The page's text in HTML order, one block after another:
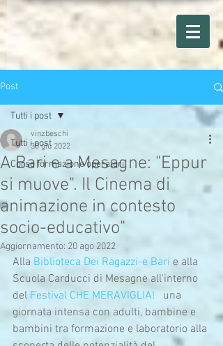
Post
Tutti i post
Corso formazione operatori
Tutti i post
A Bari e a Mesagne: "Eppur
si muove". Il Cinema di
animazione in contesto
socio-educativo"
vinzbeschi
30 giu 2022
Aggiornamento: 20 ago 2022
Alla Biblioteca Dei Ragazzi-e Bari e alla
Scuola Carducci di Mesagne all'interno
del Festival CHE MERAVIGLIA!
   una
giornata intensa con adulti, bambine e
bambini tra formazione e laboratorio alla